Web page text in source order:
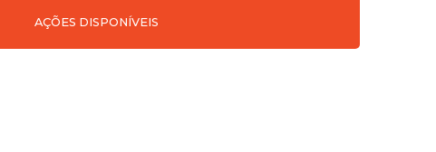
AÇÕES DISPONÍVEIS